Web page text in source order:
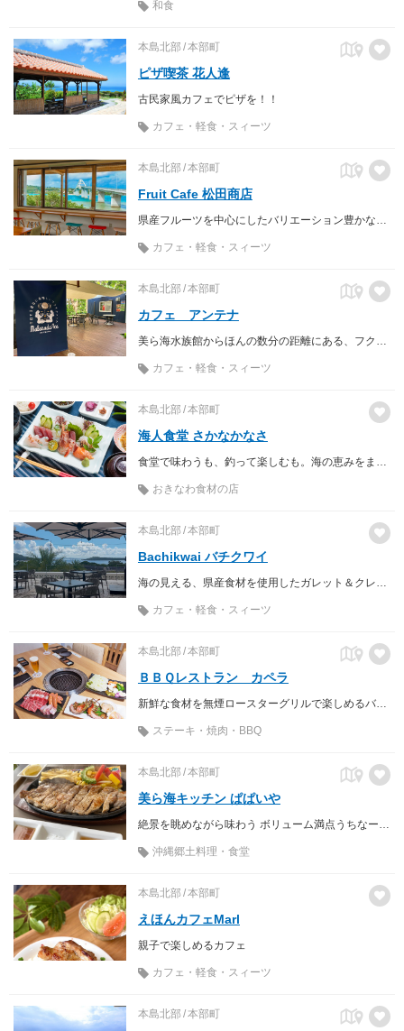
和食
本島北部 本部町
ピザ喫茶 花人逢
古民家風カフェでピザを！！
カフェ・軽食・スィーツ
本島北部 本部町
Fruit Cafe 松田商店
カフェ・軽食・スィーツ
本島北部 本部町
カフェ アンテナ
カフェ・軽食・スィーツ
本島北部 本部町
海人食堂 さかなかなさ
おきなわ食材の店
本島北部 本部町
Bachikwai バチクワイ
カフェ・軽食・スィーツ
本島北部 本部町
ＢＢＱレストラン カペラ
新鮮な食材を無煙ロースターグリルで楽しめるバーベキューレストランです。
ステーキ・焼肉・BBQ
本島北部 本部町
美ら海キッチン ぱぱいや
沖縄郷土料理・食堂
本島北部 本部町
えほんカフェMarl
親子で楽しめるカフェ
カフェ・軽食・スィーツ
本島北部 本部町